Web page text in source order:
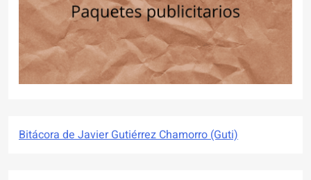
Bitácora de Javier Gutiérrez Chamorro (Guti)